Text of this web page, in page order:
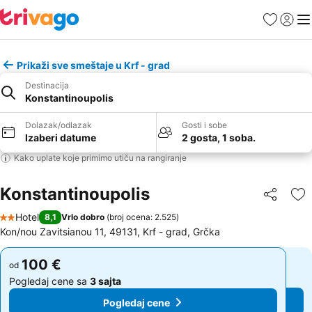
FavoritiPrijavi
Prikaži sve smeštaje u Krf - grad
Destinacija
Konstantinoupolis
Dolazak/odlazak
Izaberi datume
Gosti i sobe
2 gosta, 1 soba.
Kako uplate koje primimo utiču na rangiranje
Konstantinoupolis Deli
2 Zvezdice
Hotel 8,1 Vrlo dobro (broj ocena: 2.525)
Kon/nou Zavitsianou 11, 49131, Krf - grad, Grčka
od 100 €
Pogledaj cene sa 3 sajta
Pogledaj cene
od 100 €
Pogledaj cene sa 3 sajta
Pogledaj cene